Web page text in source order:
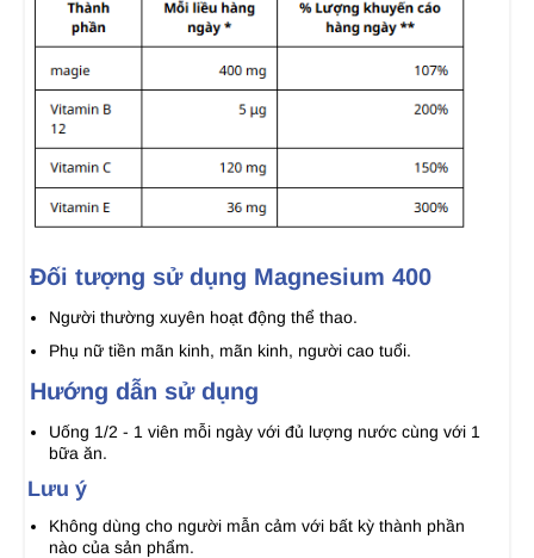
Đối tượng sử dụng Magnesium 400
Người thường xuyên hoạt động thể thao.
Phụ nữ tiền mãn kinh, mãn kinh, người cao tuổi.
Hướng dẫn sử dụng
Uống 1/2 - 1 viên mỗi ngày với đủ lượng nước cùng với 1
bữa ăn.
Lưu ý
Không dùng cho người mẫn cảm với bất kỳ thành phần
nào của sản phẩm.